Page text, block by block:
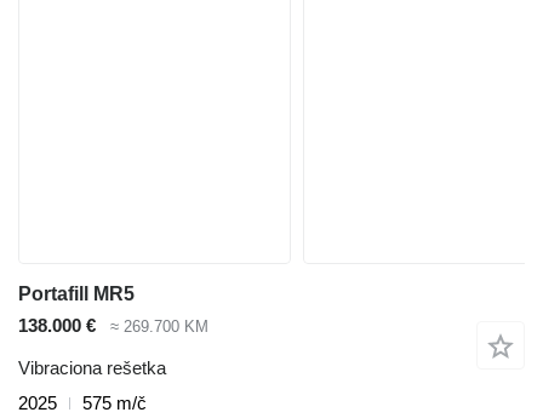
Portafill MR5
138.000 €
≈ 269.700 KM
Vibraciona rešetka
2025
575 m/č